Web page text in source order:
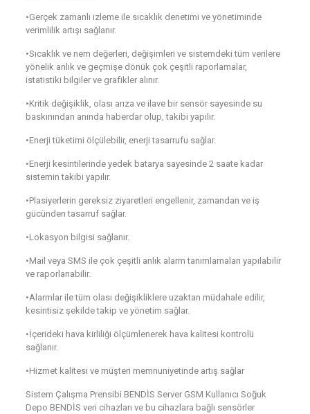
•Gerçek zamanlı izleme ile sıcaklık denetimi ve yönetiminde
verimlilik artışı sağlanır.
•Sıcaklık ve nem değerleri, değişimleri ve sistemdeki tüm verilere
yönelik anlık ve geçmişe dönük çok çeşitli raporlamalar,
istatistiki bilgiler ve grafikler alınır.
•Kritik değişiklik, olası arıza ve ilave bir sensör sayesinde su
baskınından anında haberdar olup, takibi yapılır.
•Enerji tüketimi ölçülebilir, enerji tasarrufu sağlar.
•Enerji kesintilerinde yedek batarya sayesinde 2 saate kadar
sistemin takibi yapılır.
•Plasiyerlerin gereksiz ziyaretleri engellenir, zamandan ve iş
gücünden tasarruf sağlar.
•Lokasyon bilgisi sağlanır.
•Mail veya SMS ile çok çeşitli anlık alarm tanımlamaları yapılabilir
ve raporlanabilir.
•Alarmlar ile tüm olası değişikliklere uzaktan müdahale edilir,
kesintisiz şekilde takip ve yönetim sağlar.
•İçerideki hava kirliliği ölçümlenerek hava kalitesi kontrolü
sağlanır.
•Hizmet kalitesi ve müşteri memnuniyetinde artış sağlar
Sistem Çalışma Prensibi BENDİS Server GSM Kullanıcı Soğuk
Depo BENDİS veri cihazları ve bu cihazlara bağlı sensörler